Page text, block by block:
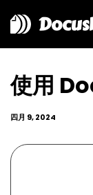
使用
四月 9, 2024